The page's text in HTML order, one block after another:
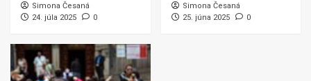
Simona Česaná
24. júla 2025
0
Simona Česaná
25. júna 2025
0